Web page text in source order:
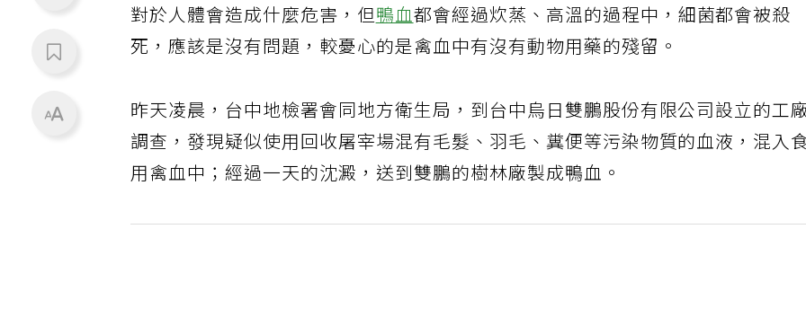
對於人體會造成什麼危害，但鴨血都會經過炊蒸、高溫的過程中，細菌都會被殺
死，應該是沒有問題，較憂心的是禽血中有沒有動物用藥的殘留。
昨天凌晨，台中地檢署會同地方衛生局，到台中烏日雙鵬股份有限公司設立的工
調查，發現疑似使用回收屠宰場混有毛髮、羽毛、糞便等污染物質的血液，混入
用禽血中；經過一天的沈澱，送到雙鵬的樹林廠製成鴨血。